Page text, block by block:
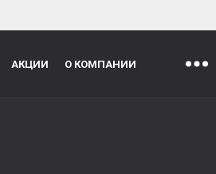
АКЦИИ О КОМПАНИИ